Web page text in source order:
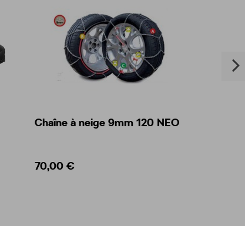
Chaîne à neige 9mm 120 NEO
70,00 €